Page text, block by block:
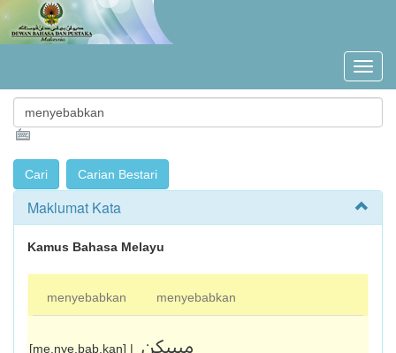
Maklumat Kata
Kamus Bahasa Melayu
menyebabkan menyebabkan
[me.nye.bab.kan] |